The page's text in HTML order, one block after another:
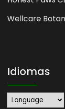
Wellcare
Idiomas